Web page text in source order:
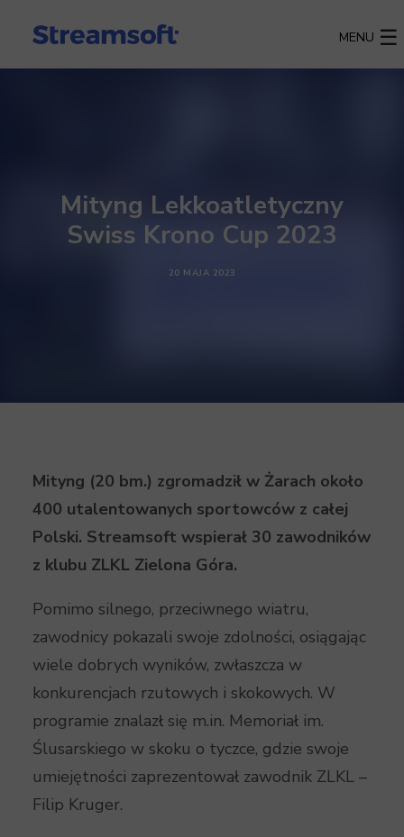
MENU
Mityng Lekkoatletyczny
Swiss Krono Cup 2023
20 MAJA 2023
Mityng (20 bm.) zgromadził w Żarach około
400 utalentowanych sportowców z całej
Polski. Streamsoft wspierał 30 zawodników
z klubu ZLKL Zielona Góra.
Pomimo silnego, przeciwnego wiatru,
zawodnicy pokazali swoje zdolności, osiągając
wiele dobrych wyników, zwłaszcza w
konkurencjach rzutowych i skokowych. W
programie znalazł się m.in. Memoriał im.
Ślusarskiego w skoku o tyczce, gdzie swoje
umiejętności zaprezentował zawodnik ZLKL –
Filip Kruger.